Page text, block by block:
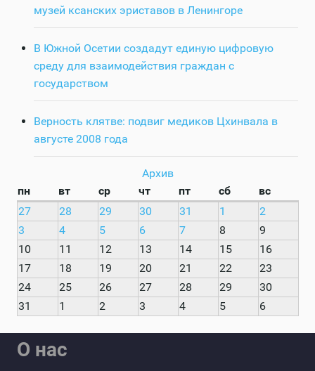
музей ксанских эриставов в Ленингоре
В Южной Осетии создадут единую цифровую
среду для взаимодействия граждан с
государством
Верность клятве: подвиг медиков Цхинвала в
августе 2008 года
Архив
пн
вт ср чт пт сб
вс
27
28 29 30 31 1
2
3
4 5 6 7 8
9
10
11 12 13 14 15
16
17
18 19 20 21 22
23
24
25 26 27 28 29
30
31
1 2 3 4 5 6
О нас